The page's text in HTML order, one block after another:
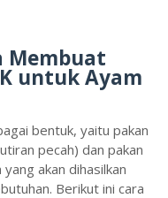
Membuat
untuk Ayam
bentuk, yaitu pakan
pecah) dan pakan
akan dihasilkan
Berikut ini cara